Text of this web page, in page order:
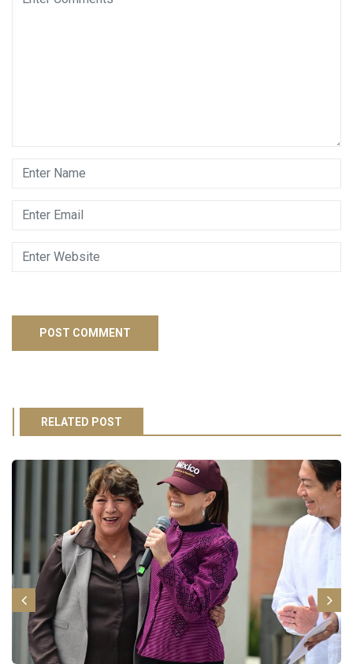
RELATED POST